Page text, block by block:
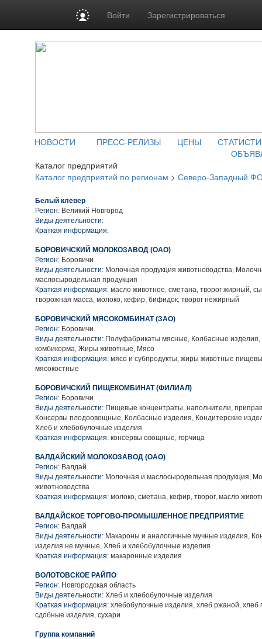
Войти Зарегистрироваться
НОВОСТИ ПРЕСС-РЕЛИЗЫ ЦЕНЫ
Каталог предприятий
Каталог предприятий по регионам > Северо-Западный
Белый клевер
Регион: Великий Новгород
Виды деятельности:
Краткая информация:
БОРОВИЧСКИЙ МОЛОКОЗАВОД (ОАО)
Регион: Боровичи
Виды деятельности: Молочная продукция животноводства,
маслосыродельная продукция
Краткая информация: масло животное, сметана, творог жирный,
творожная масса, молоко, кефир, бифидок, творог нежирный
БОРОВИЧСКИЙ МЯСОКОМБИНАТ (ЗАО)
Регион: Боровичи
Виды деятельности: Полуфабрикаты мясные, Колбасные изделия,
комбикорма, Жиры животные, Мясо
Краткая информация: мясо и субпродукты, жиры животные
мясокостные
БОРОВИЧСКИЙ ПИЩЕКОМБИНАТ (ФИЛИАЛ)
Регион: Боровичи
Виды деятельности: Пищевые концентраты, наполнители,
Консервы плодоовощные, Колбасные изделия, Кондитерские
Хлеб и хлебобулочные изделия
Краткая информация: консервы овощные, горчица
ВАЛДАЙСКИЙ МОЛОКОЗАВОД (ОАО)
Регион: Валдай
Виды деятельности: Молочная и маслосыродельная продукция,
животноводства
Краткая информация: молоко, сметана, кефир, творог, масло
ВАЛДАЙСКОЕ ТОРГОВО-ПРОМЫШЛЕННОЕ ПРЕДПРИЯТИЕ
Регион: Валдай
Виды деятельности: Макароны и аналогичные мучные изделия,
изделия не мучные, Хлеб и хлебобулочные изделия
Краткая информация: макаронные изделия
ВОЛОТОВСКОЕ РАЙПО
Регион: Новгородская область
Виды деятельности: Хлеб и хлебобулочные изделия
Краткая информация: хлебобулочные изделия, хлеб ржаной,
сдобные изделия, сухари
Группа компаний